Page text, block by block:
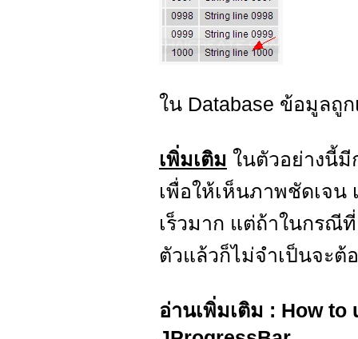
ใน Database ข้อมูลถู
เพิ่มเติม ในตัวอย่างนี้
เพื่อให้เห็นภาพชัดเจน
เร็วมาก แต่ถ้าในกรณี
ตัวแล้วก็ไม่จำเป็นจะต้
อ่านเพิ่มเติม : How to